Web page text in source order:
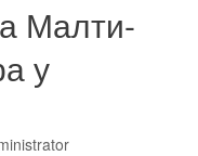
Малти-
у